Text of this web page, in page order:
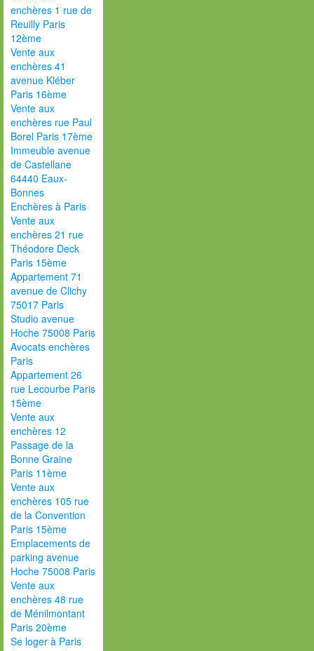
enchères 1 rue de
Reuilly Paris
12ème
Vente aux
enchères 41
avenue Kléber
Paris 16ème
Vente aux
enchères rue Paul
Borel Paris 17ème
Immeuble avenue
de Castellane
64440 Eaux-
Bonnes
Enchères à Paris
Vente aux
enchères 21 rue
Théodore Deck
Paris 15ème
Appartement 71
avenue de Clichy
75017 Paris
Studio avenue
Hoche 75008 Paris
Avocats enchères
Paris
Appartement 26
rue Lecourbe Paris
15ème
Vente aux
enchères 12
Passage de la
Bonne Graine
Paris 11ème
Vente aux
enchères 105 rue
de la Convention
Paris 15ème
Emplacements de
parking avenue
Hoche 75008 Paris
Vente aux
enchères 48 rue
de Ménilmontant
Paris 20ème
Se loger à Paris